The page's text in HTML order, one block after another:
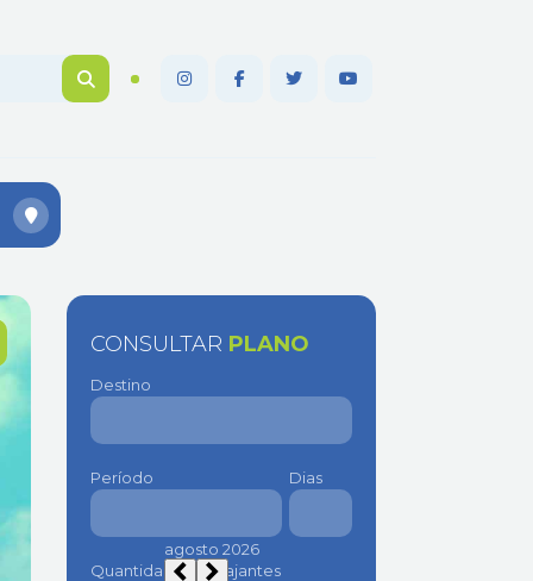
CONSULTAR PLANO
Destino
Período Dias
Quantidade de viajantes